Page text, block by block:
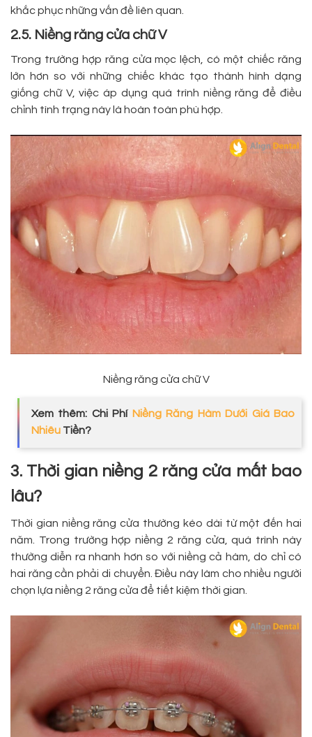
khắc phục những vấn đề liên quan.
2.5. Niềng răng cửa chữ V
Trong trường hợp răng cửa mọc lệch, có một chiếc răng
lớn hơn so với những chiếc khác tạo thành hình dạng
giống chữ V, việc áp dụng quá trình niềng răng để điều
chỉnh tình trạng này là hoàn toàn phù hợp.
Niềng răng cửa chữ V
Xem thêm: Chi Phí Niềng Răng Hàm Dưới Giá Bao
Nhiêu Tiền?
3. Thời gian niềng 2 răng cửa mất bao
lâu?
Thời gian niềng răng cửa thường kéo dài từ một đến hai
năm. Trong trường hợp niềng 2 răng cửa, quá trình này
thường diễn ra nhanh hơn so với niềng cả hàm, do chỉ có
hai răng cần phải di chuyển. Điều này làm cho nhiều người
chọn lựa niềng 2 răng cửa để tiết kiệm thời gian.